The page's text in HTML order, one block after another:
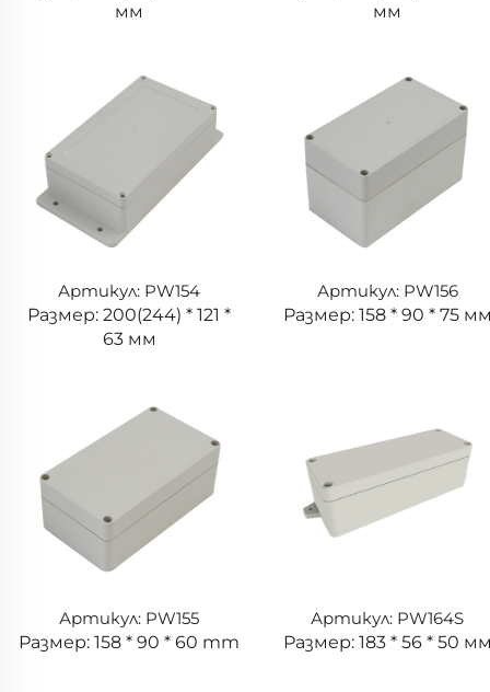
мм
мм
Артикул: PW154
Размер: 200(244) * 121 *
63 мм
Артикул: PW156
Размер: 158 * 90 * 75
Артикул: PW155
Размер: 158 * 90 * 60 mm
Артикул: PW164S
Размер: 183 * 56 * 50